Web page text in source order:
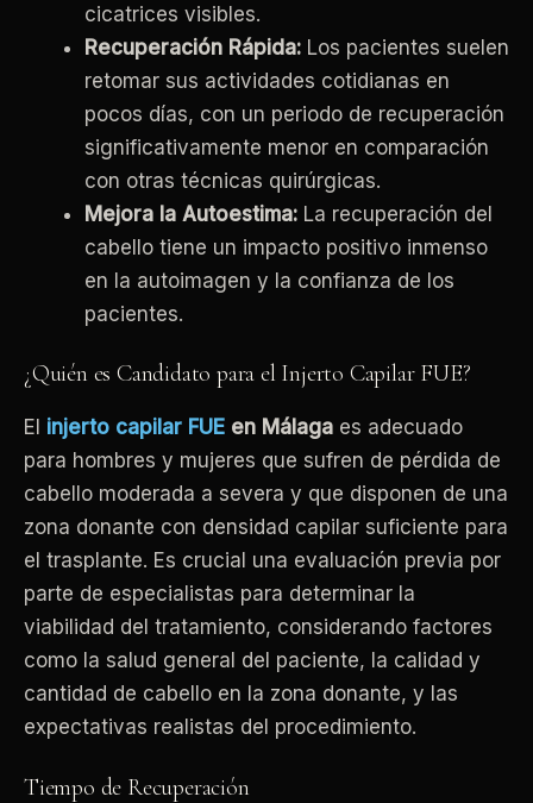
cicatrices visibles.
Recuperación Rápida: Los pacientes suelen
retomar sus actividades cotidianas en
pocos días, con un periodo de recuperación
significativamente menor en comparación
con otras técnicas quirúrgicas.
Mejora la Autoestima: La recuperación del
cabello tiene un impacto positivo inmenso
en la autoimagen y la confianza de los
pacientes.
¿Quién es Candidato para el Injerto Capilar FUE?
El injerto capilar FUE en Málaga es adecuado
para hombres y mujeres que sufren de pérdida de
cabello moderada a severa y que disponen de una
zona donante con densidad capilar suficiente para
el trasplante. Es crucial una evaluación previa por
parte de especialistas para determinar la
viabilidad del tratamiento, considerando factores
como la salud general del paciente, la calidad y
cantidad de cabello en la zona donante, y las
expectativas realistas del procedimiento.
Tiempo de Recuperación